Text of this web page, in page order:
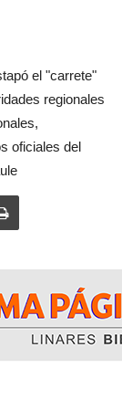
el "carrete"
regionales
oficiales del